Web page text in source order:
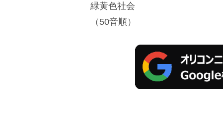
緑黄色社会
（50音順）